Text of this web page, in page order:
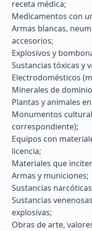
receta médica;
Medicamentos con
Armas blancas,
accesorios;
Explosivos y
Sustancias tóxicas y
Electrodomésticos
Minerales de
Plantas y animales
Monumentos
correspondiente);
Equipos con
licencia;
Materiales que
Armas y municiones;
Sustancias
Sustancias
explosivas;
Obras de arte,